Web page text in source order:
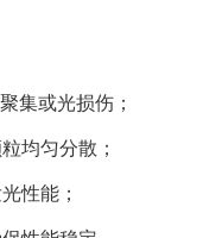
集或光损伤；
均匀分散；
性能；